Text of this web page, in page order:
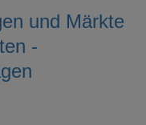
und Märkte
-